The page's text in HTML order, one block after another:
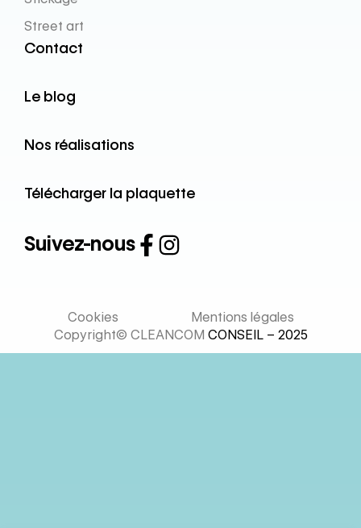
Street art
Contact
Le blog
Nos réalisations
Télécharger la plaquette
Suivez-nous
Cookies
Mentions légales
Copyright© CLEANCOM CONSEIL – 2025